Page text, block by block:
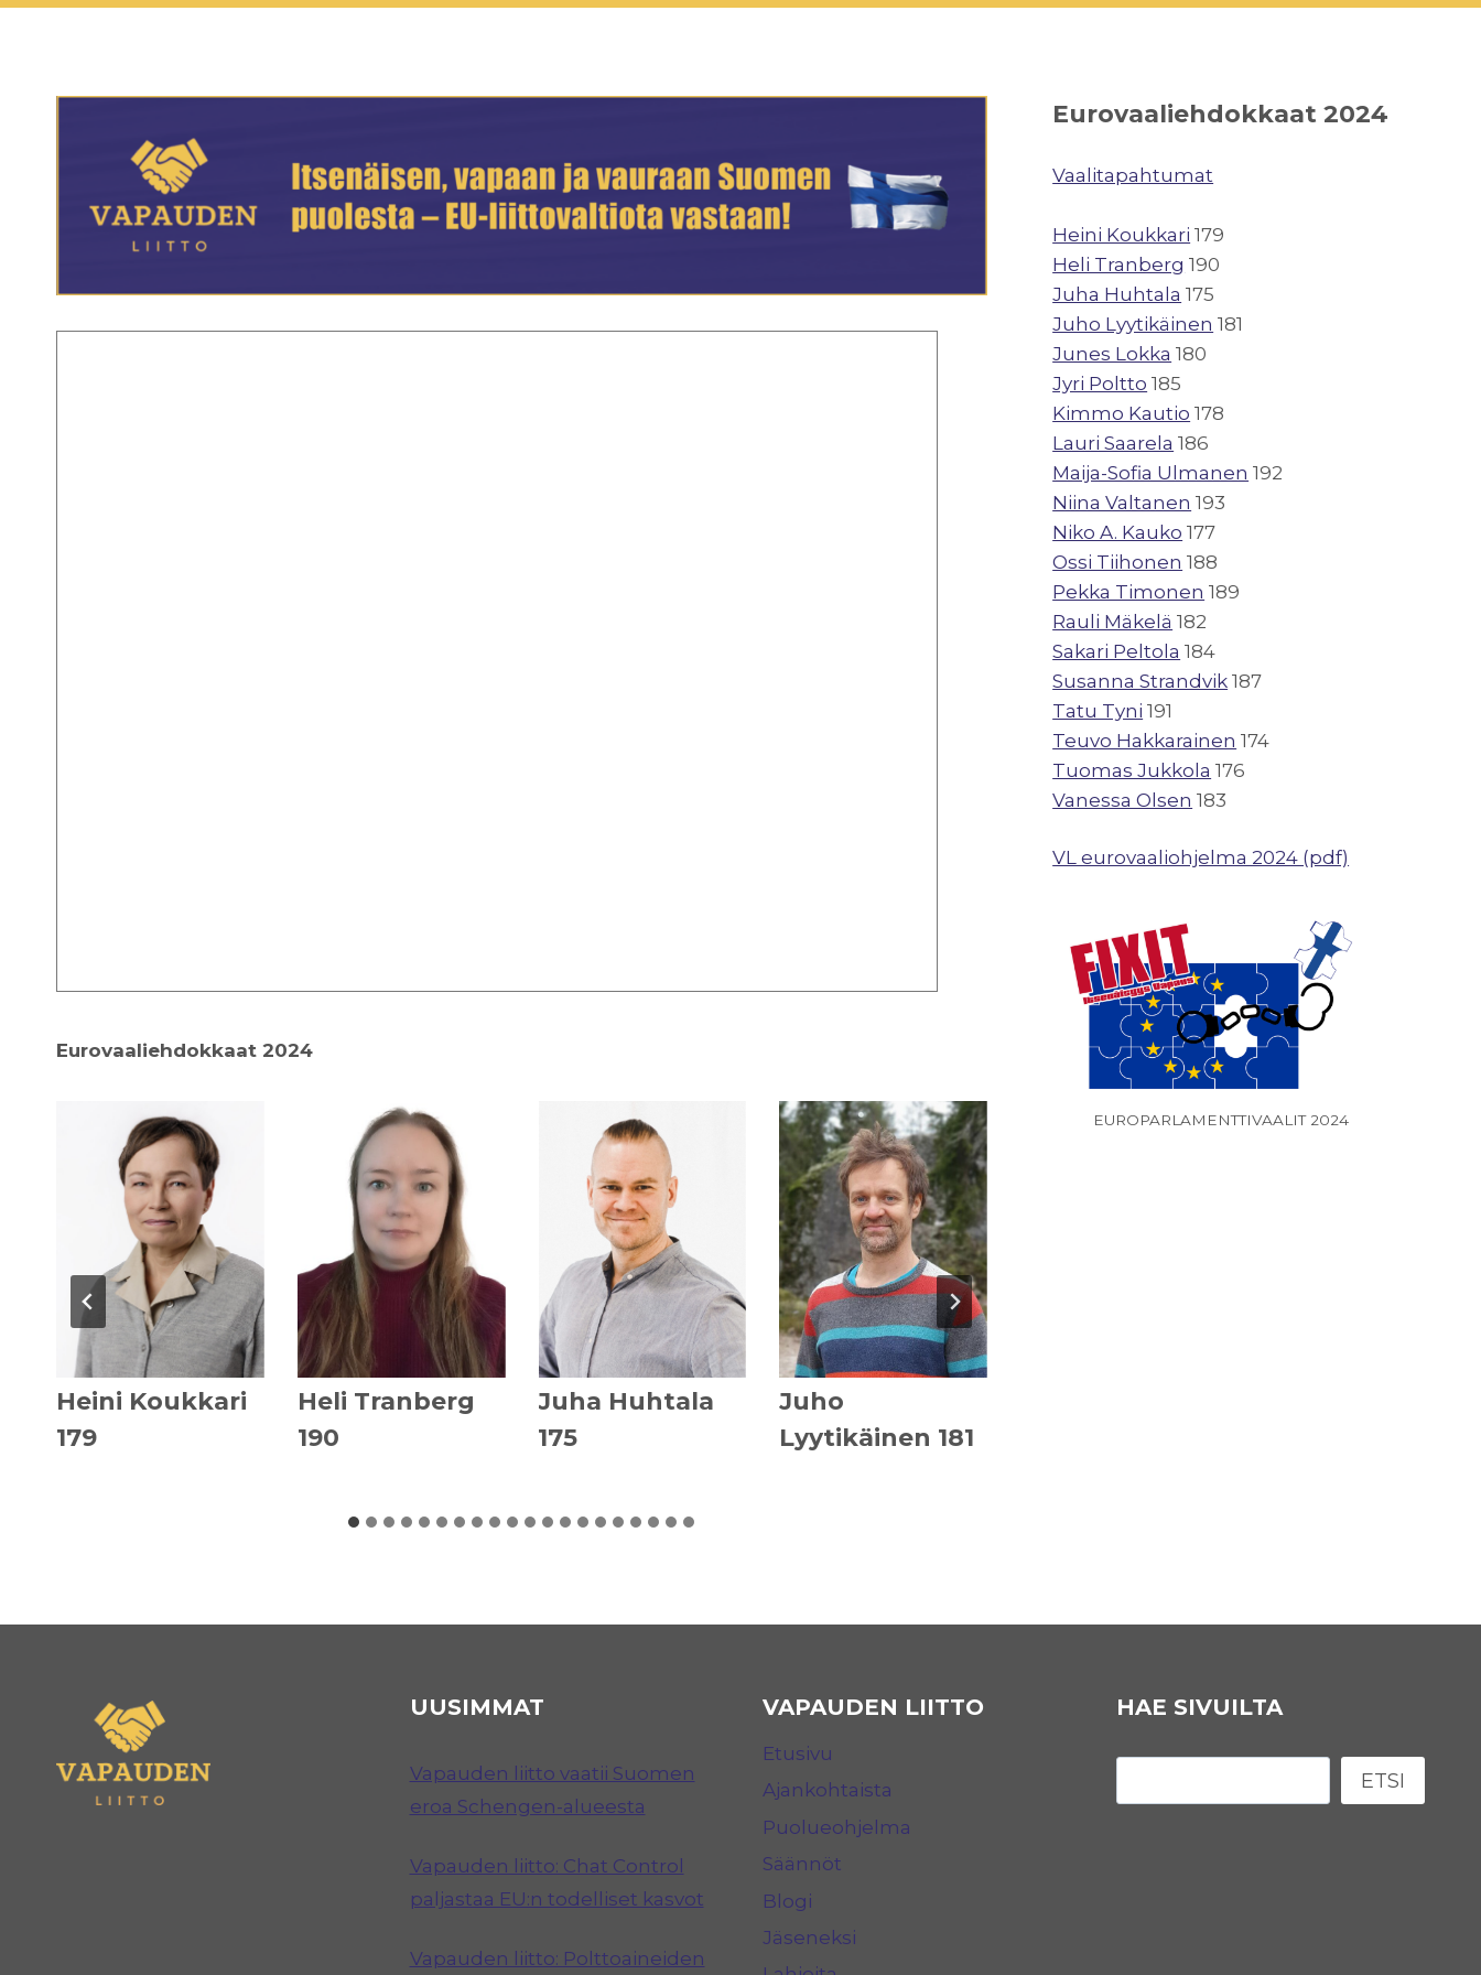
Eurovaaliehdokkaat 2024
Heini Koukkari
179
Heli Tranberg
190
Juha Huhtala
175
Juho
Lyytikäinen 181
Eurovaaliehdokkaat 2024
Vaalitapahtumat
Heini Koukkari 179
Heli Tranberg 190
Juha Huhtala 175
Juho Lyytikäinen 181
Junes Lokka 180
Jyri Poltto 185
Kimmo Kautio 178
Lauri Saarela 186
Maija-Sofia Ulmanen 192
Niina Valtanen 193
Niko A. Kauko 177
Ossi Tiihonen 188
Pekka Timonen 189
Rauli Mäkelä 182
Sakari Peltola 184
Susanna Strandvik 187
Tatu Tyni 191
Teuvo Hakkarainen 174
Tuomas Jukkola 176
Vanessa Olsen 183
VL eurovaaliohjelma 2024 (pdf)
EUROPARLAMENTTIVAALIT 2024
UUSIMMAT
Vapauden liitto vaatii Suomen
eroa Schengen-alueesta
Vapauden liitto: Chat Control
paljastaa EU:n todelliset kasvot
Vapauden liitto: Polttoaineiden
VAPAUDEN LIITTO
Etusivu
Ajankohtaista
Puolueohjelma
Säännöt
Blogi
Jäseneksi
HAE SIVUILTA
ETSI